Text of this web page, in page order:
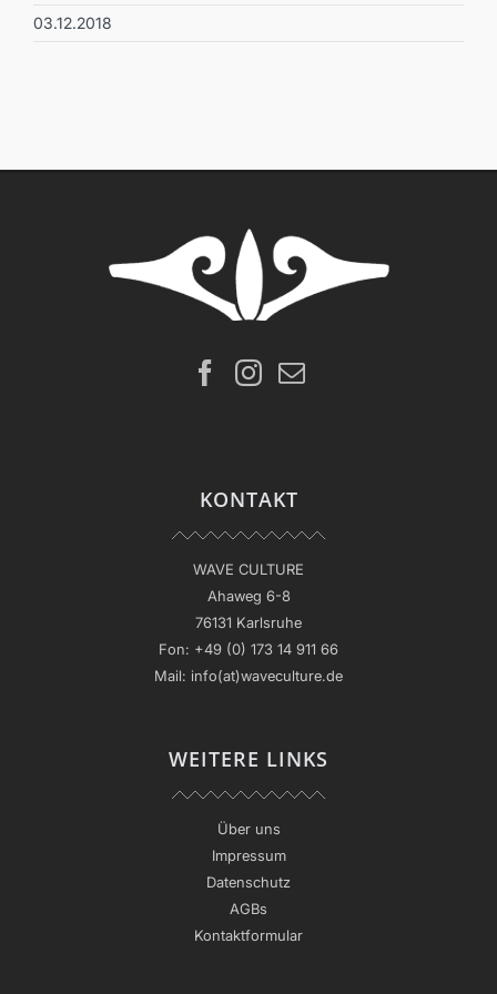
03.12.2018
KONTAKT
WAVE CULTURE
Ahaweg 6-8
76131 Karlsruhe
Fon: +49 (0) 173 14 911 66
Mail: info(at)waveculture.de
WEITERE LINKS
Über uns
Impressum
Datenschutz
AGBs
Kontaktformular